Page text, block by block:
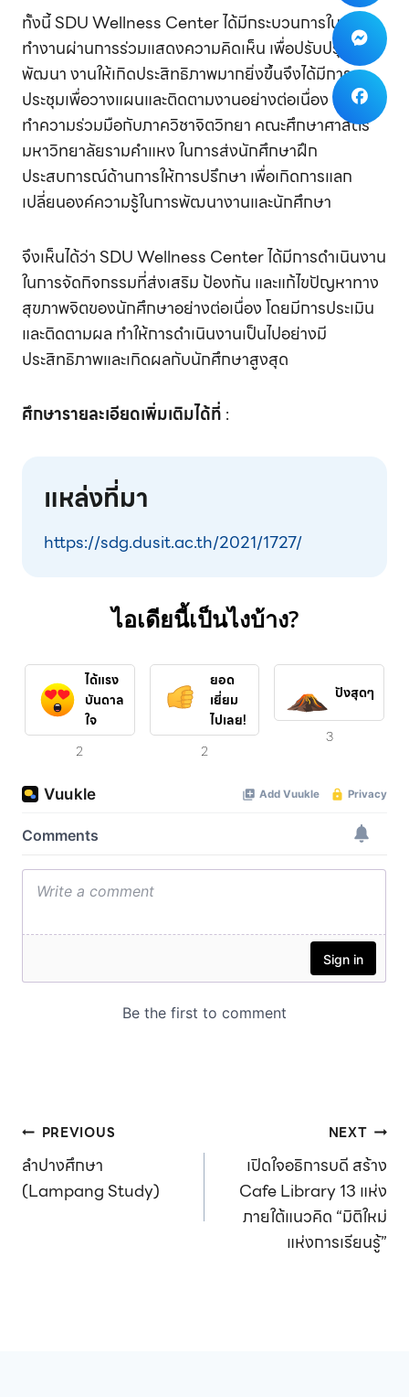
ทั้งนี้ SDU Wellness Center ได้มีกระบวนการในการ
ทำงานผ่านการร่วมแสดงความคิดเห็น เพื่อปรับปรุง
พัฒนา งานให้เกิดประสิทธิภาพมากยิ่งขึ้นจึงได้มีการ
ประชุมเพื่อวางแผนและติดตามงานอย่างต่อเนื่อง และได้
ทำความร่วมมือกับภาควิชาจิตวิทยา คณะศึกษาศาสตร์
มหาวิทยาลัยรามคำแหง ในการส่งนักศึกษาฝึก
ประสบการณ์ด้านการให้การปรึกษา เพื่อเกิดการแลก
เปลี่ยนองค์ความรู้ในการพัฒนางานและนักศึกษา
จึงเห็นได้ว่า SDU Wellness Center ได้มีการดำเนินงาน
ในการจัดกิจกรรมที่ส่งเสริม ป้องกัน และแก้ไขปัญหาทาง
สุขภาพจิตของนักศึกษาอย่างต่อเนื่อง โดยมีการประเมิน
และติดตามผล ทำให้การดำเนินงานเป็นไปอย่างมี
ประสิทธิภาพและเกิดผลกับนักศึกษาสูงสุด
ศึกษารายละเอียดเพิ่มเติมได้ที่ :
แหล่งที่มา
https://sdg.dusit.ac.th/2021/1727/
ไอเดียนี้เป็นไงบ้าง?
ได้แรง
บันดาล
ใจ
2
ยอด
เยี่ยม
ไปเลย!
2
ปังสุดๆ
3
Post
navigation
PREVIOUS
ลำปางศึกษา
(Lampang Study)
NEXT
เปิดใจอธิการบดี สร้าง
Cafe Library 13 แห่ง
ภายใต้แนวคิด “มิติใหม่
แห่งการเรียนรู้”